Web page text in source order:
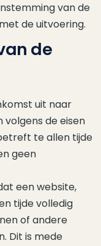
van de
de uitvoering.
de
uit naar
de eisen
te allen tijde
geen
een website,
tijde volledig
of andere
Dit is mede